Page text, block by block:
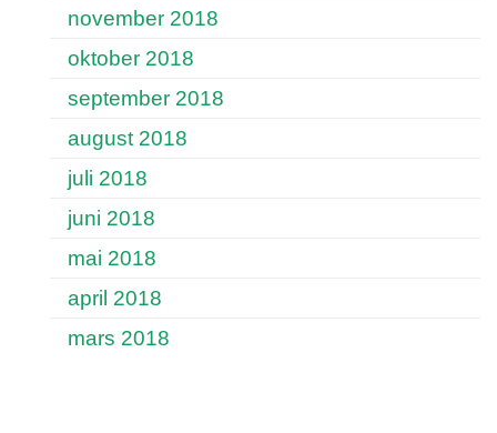
november 2018
oktober 2018
september 2018
august 2018
juli 2018
juni 2018
mai 2018
april 2018
mars 2018